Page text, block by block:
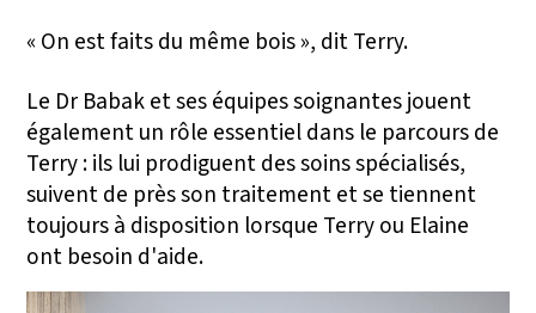
« On est faits du même bois », dit Terry.
Le Dr Babak et ses équipes soignantes jouent
également un rôle essentiel dans le parcours de
Terry : ils lui prodiguent des soins spécialisés,
suivent de près son traitement et se tiennent
toujours à disposition lorsque Terry ou Elaine
ont besoin d'aide.